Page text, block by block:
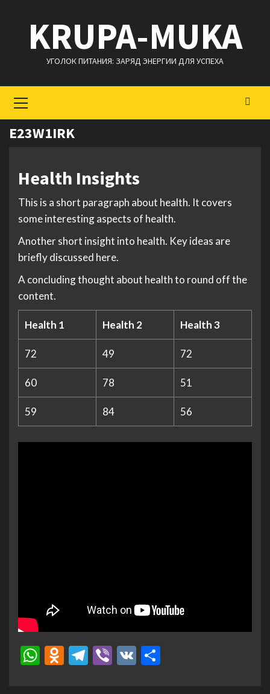
содержимому
KRUPA-MUKA
УГОЛОК ПИТАНИЯ: ЗАРЯД ЭНЕРГИИ ДЛЯ УСПЕХА
меню
E23W1IRK
Health Insights
This is a short paragraph about health. It covers
some interesting aspects of health.
Another short insight into health. Key ideas are
briefly discussed here.
A concluding thought about health to round off the
content.
Health 1 Health 2 Health 3
72 49 72
60 78 51
59 84 56
WhatsApp
Odnoklassniki
Telegram
Viber
VK